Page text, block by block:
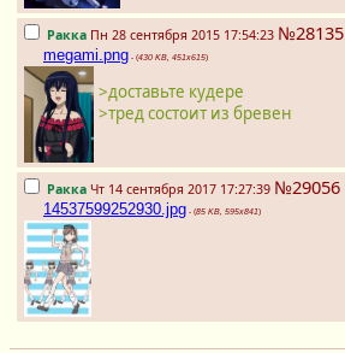
Ракка Пн 28 сентября 2015 17:54:23 №28135
megami.png - (430 KB, 451x615)
>доставьте кудере
>тред состоит из бревен
Ракка Чт 14 сентября 2017 17:27:39 №29056
14537599252930.jpg - (85 KB, 595x841)